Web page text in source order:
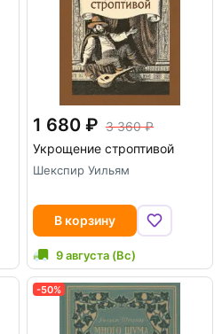
1 680
3 360
Укрощение строптивой
Шекспир Уильям
В корзину
9 августа (Вс)
-50%